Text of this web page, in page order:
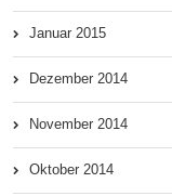
Januar 2015
Dezember 2014
November 2014
Oktober 2014